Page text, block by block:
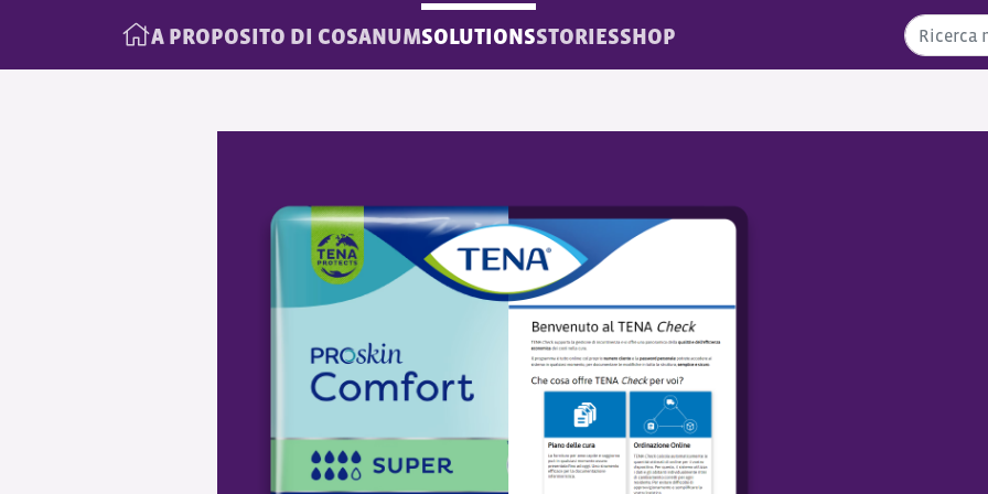
A PROPOSITO DI COSANUMSOLUTIONSSTORIESSHOP